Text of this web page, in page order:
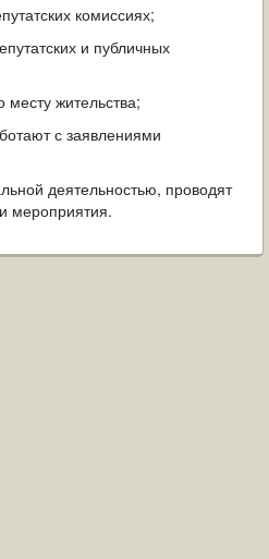
комиссиях;
и публичных
жительства;
с заявлениями
деятельностью, проводят
мероприятия.